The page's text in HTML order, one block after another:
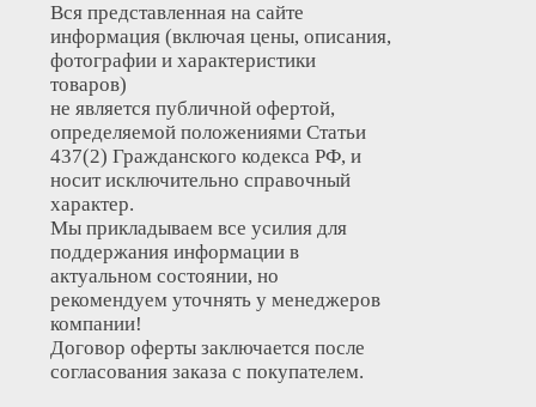
Вся представленная на сайте
информация (включая цены, описания,
фотографии и характеристики
товаров)
не является публичной офертой,
определяемой положениями Статьи
437(2) Гражданского кодекса РФ, и
носит исключительно справочный
характер.
Мы прикладываем все усилия для
поддержания информации в
актуальном состоянии, но
рекомендуем уточнять у менеджеров
компании!
Договор оферты заключается после
согласования заказа с покупателем.